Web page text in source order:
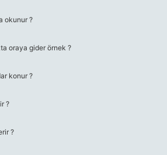
okunur ?
oraya gider örnek ?
konur ?
?
?